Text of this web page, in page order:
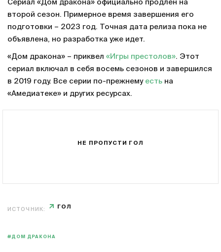
Сериал «Дом дракона» официально продлен на
второй сезон. Примерное время завершения его
подготовки – 2023 год. Точная дата релиза пока не
объявлена, но разработка уже идет.
«Дом дракона» – приквел «Игры престолов». Этот
сериал включал в себя восемь сезонов и завершился
в 2019 году. Все серии по-прежнему есть на
«Амедиатеке» и других ресурсах.
НЕ ПРОПУСТИ ГОЛ
ИСТОЧНИК: ГОЛ
#ДОМ ДРАКОНА